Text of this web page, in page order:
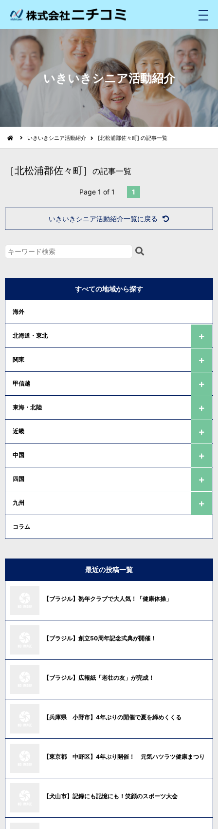
メ
ニ
ュ
いきいきシニア活動紹介
いきいきシニア活動紹介 [北松浦郡佐々町] の記事一覧
［北松浦郡佐々町］ の記事一覧
Page 1 of 1 1
いきいきシニア活動紹介一覧に戻る
すべての地域から探す
海外
北海道・東北
関東
甲信越
東海・北陸
近畿
中国
四国
九州
コラム
最近の投稿一覧
【ブラジル】熟年クラブで大人気！「健康体操」
【ブラジル】創立50周年記念式典が開催！
【ブラジル】広報紙「老壮の友」が完成！
【兵庫県 小野市】4年ぶりの開催で夏を締めくくる
【東京都 中野区】4年ぶり開催！ 元気ハツラツ健康まつり
【犬山市】記録にも記憶にも！笑顔のスポーツ大会